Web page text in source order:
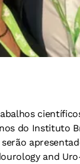
do Instituto
and